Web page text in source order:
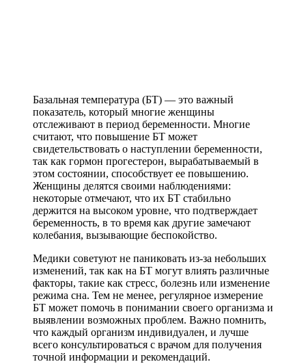
Базальная температура (БТ) — это важный
показатель, который многие женщины
отслеживают в период беременности. Многие
считают, что повышение БТ может
свидетельствовать о наступлении беременности,
так как гормон прогестерон, вырабатываемый в
этом состоянии, способствует ее повышению.
Женщины делятся своими наблюдениями:
некоторые отмечают, что их БТ стабильно
держится на высоком уровне, что подтверждает
беременность, в то время как другие замечают
колебания, вызывающие беспокойство.
Медики советуют не паниковать из-за небольших
изменений, так как на БТ могут влиять различные
факторы, такие как стресс, болезнь или изменение
режима сна. Тем не менее, регулярное измерение
БТ может помочь в понимании своего организма и
выявлении возможных проблем. Важно помнить,
что каждый организм индивидуален, и лучше
всего консультироваться с врачом для получения
точной информации и рекомендаций.